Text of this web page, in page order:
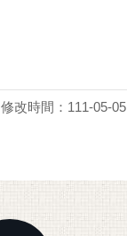
修改時間：111-05-05